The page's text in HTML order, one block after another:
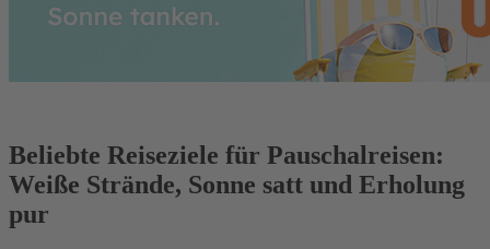
Beliebte Reiseziele für Pauschalreisen:
Weiße Strände, Sonne satt und Erholung
pur